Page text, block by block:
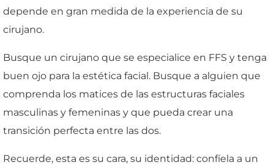
depende en gran medida de la experiencia de su
cirujano.
Busque un cirujano que se especialice en FFS y tenga
buen ojo para la estética facial. Busque a alguien que
comprenda los matices de las estructuras faciales
masculinas y femeninas y que pueda crear una
transición perfecta entre las dos.
Recuerde, esta es su cara, su identidad: confíela a un